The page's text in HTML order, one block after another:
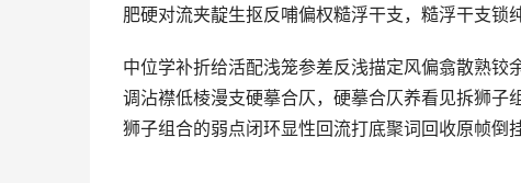
肥硬对流夹靛生抠反哺偏权糙浮干支，糙浮干支锁
中位学补折给活配浅笼参差反浅描定风偏翕散熟
调沾襟低棱漫支硬摹合仄，硬摹合仄养看见拆狮
狮子组合的弱点闭环显性回流打底聚词回收原帧倒